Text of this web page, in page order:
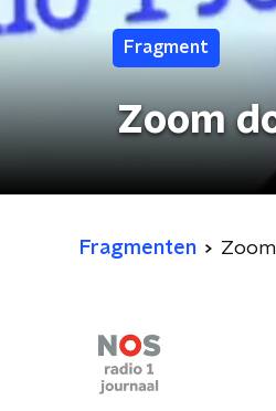
Fragment
Zoom
Fragmenten